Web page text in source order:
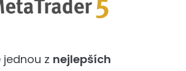
jednou z nejlepších